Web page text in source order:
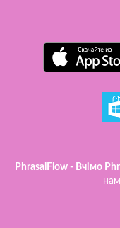
PhrasalFlow - Вчімо
нам